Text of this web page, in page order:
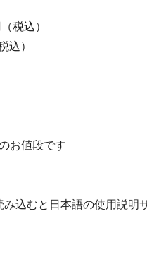
税込）
込）
お値段です
込むと日本語の使用説明